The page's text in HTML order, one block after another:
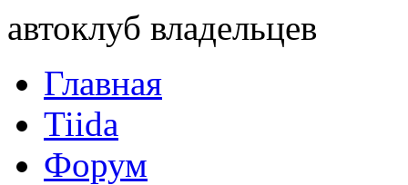
автоклуб владельцев
Главная
Tiida
Форум